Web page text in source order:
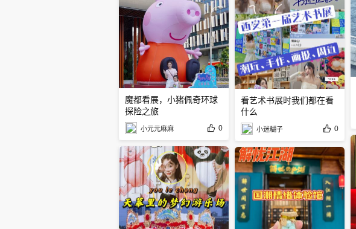
魔都看展，小猪佩奇环球
探险之旅
小元元麻麻 0
看艺术书展时我们都在看
什么
小迷糊子 0